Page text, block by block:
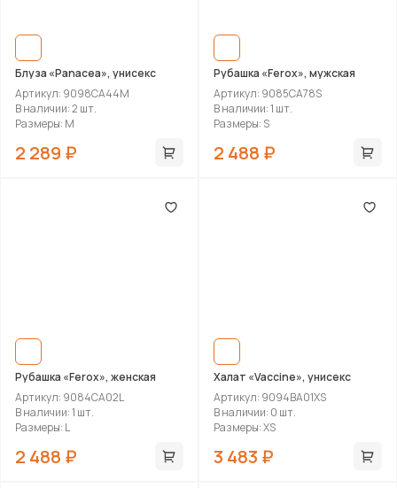
Блуза «Panacea», унисекс
Артикул: 9098CA44M
В наличии: 2 шт.
Размеры: M
2 289 ₽
Рубашка «Ferox», мужская
Артикул: 9085CA78S
В наличии: 1 шт.
Размеры: S
2 488 ₽
Рубашка «Ferox», женская
Артикул: 9084CA02L
В наличии: 1 шт.
Размеры: L
2 488 ₽
Халат «Vaccine», унисекс
Артикул: 9094BA01XS
В наличии: 0 шт.
Размеры: XS
3 483 ₽